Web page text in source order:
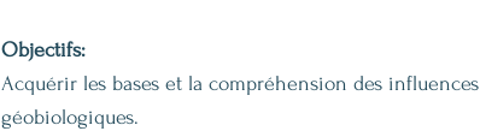
Objectifs:
Acquérir les bases et la compréhension des influences
géobiologiques.